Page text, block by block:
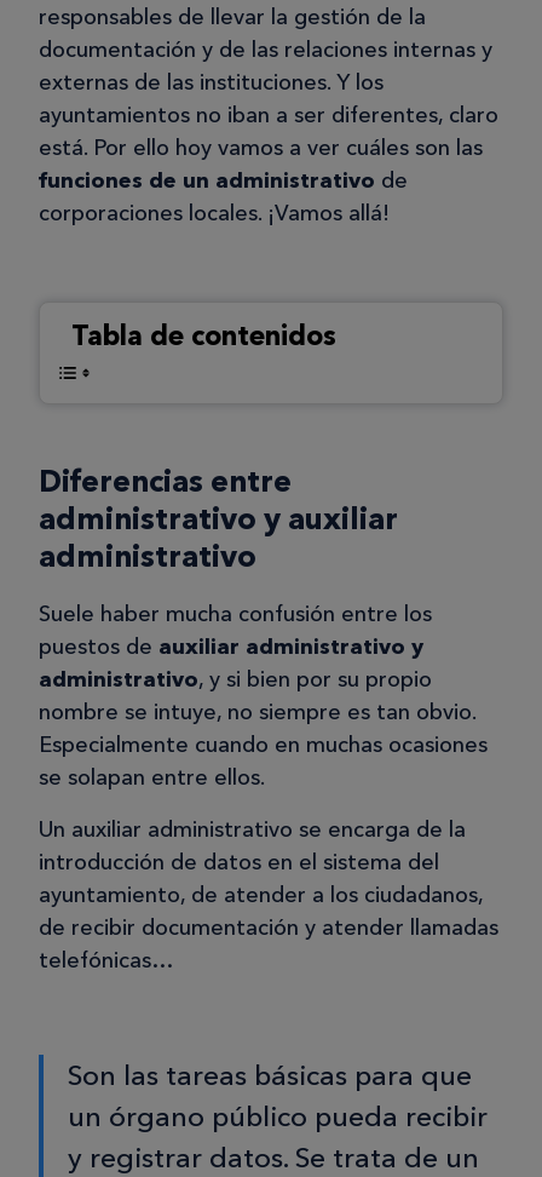
responsables de llevar la gestión de la
documentación y de las relaciones internas y
externas de las instituciones. Y los
ayuntamientos no iban a ser diferentes, claro
está. Por ello hoy vamos a ver cuáles son las
funciones de un administrativo de
corporaciones locales. ¡Vamos allá!
Tabla de contenidos
Diferencias entre
administrativo y auxiliar
administrativo
Suele haber mucha confusión entre los
puestos de auxiliar administrativo y
administrativo, y si bien por su propio
nombre se intuye, no siempre es tan obvio.
Especialmente cuando en muchas ocasiones
se solapan entre ellos.
Un auxiliar administrativo se encarga de la
introducción de datos en el sistema del
ayuntamiento, de atender a los ciudadanos,
de recibir documentación y atender llamadas
telefónicas…
Son las tareas básicas para que
un órgano público pueda recibir
y registrar datos. Se trata de un